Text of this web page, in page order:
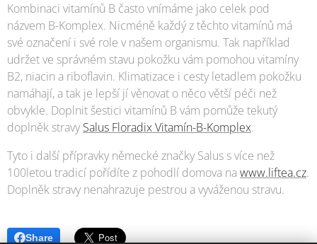
Kombinaci vitamínů B často vnímáme jako celek pod
názvem B-Komplex. Nicméně každý z těchto vitamínů má
své označení i své role v našem organismu. Tak například
udržet ve správném stavu pokožku vám pomohou vitamíny
B2, niacin a riboflavin. Klimatizace i cesty letadlem pokožku
namáhají, a tak je lepší jí věnovat o něco větší péči než
obvykle. Doplnit šestici vitamínů B vám pomůže tekutý
doplněk stravy Salus Floradix Vitamín-B-Komplex.
Tyto i další přípravky německé značky Salus s více než
100letou tradicí pořídíte z pohodlí domova na www.liftea.cz.
Doplněk stravy nenahrazuje pestrou a vyváženou stravu.
Share